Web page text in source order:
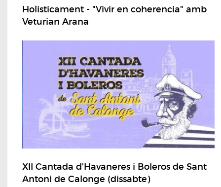
Holisticament - "Vivir en coherencia" amb
Veturian Arana
XII Cantada d'Havaneres i Boleros de Sant
Antoni de Calonge (dissabte)